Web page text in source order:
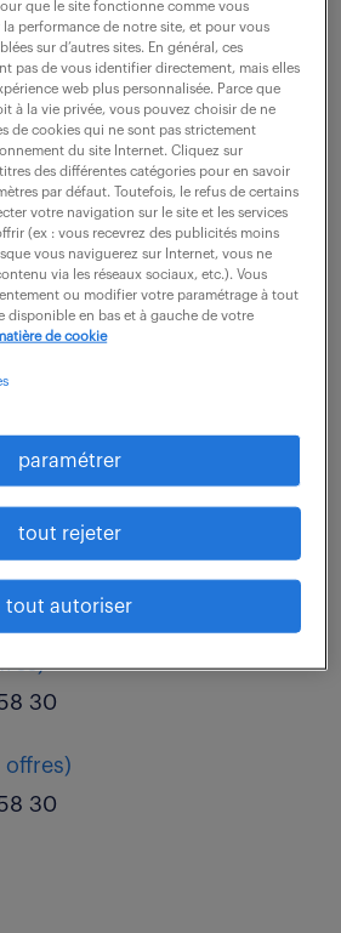
recrutement
33 offres)
30
Marketing (20 offres
)
30
)
30
offres)
30
que le site fonctionne comme vous
la performance de notre site, et pour vous
sur d’autres sites. En général, ces
pas de vous identifier directement, mais elles
web plus personnalisée. Parce que
à la vie privée, vous pouvez choisir de ne
de cookies qui ne sont pas strictement
du site Internet. Cliquez sur
des différentes catégories pour en savoir
par défaut. Toutefois, le refus de certains
votre navigation sur le site et les services
(ex : vous recevrez des publicités moins
vous naviguerez sur Internet, vous ne
via les réseaux sociaux, etc.). Vous
ou modifier votre paramétrage à tout
disponible en bas et à gauche de votre
de cookie
paramétrer
tout rejeter
tout autoriser